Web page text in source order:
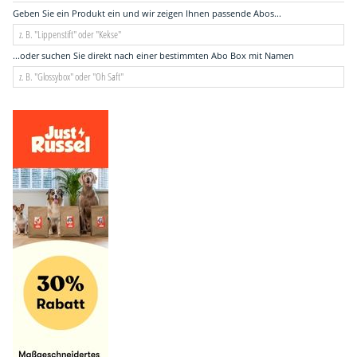
Geben Sie ein Produkt ein und wir zeigen Ihnen passende Abos...
...oder suchen Sie direkt nach einer bestimmten Abo Box mit Namen